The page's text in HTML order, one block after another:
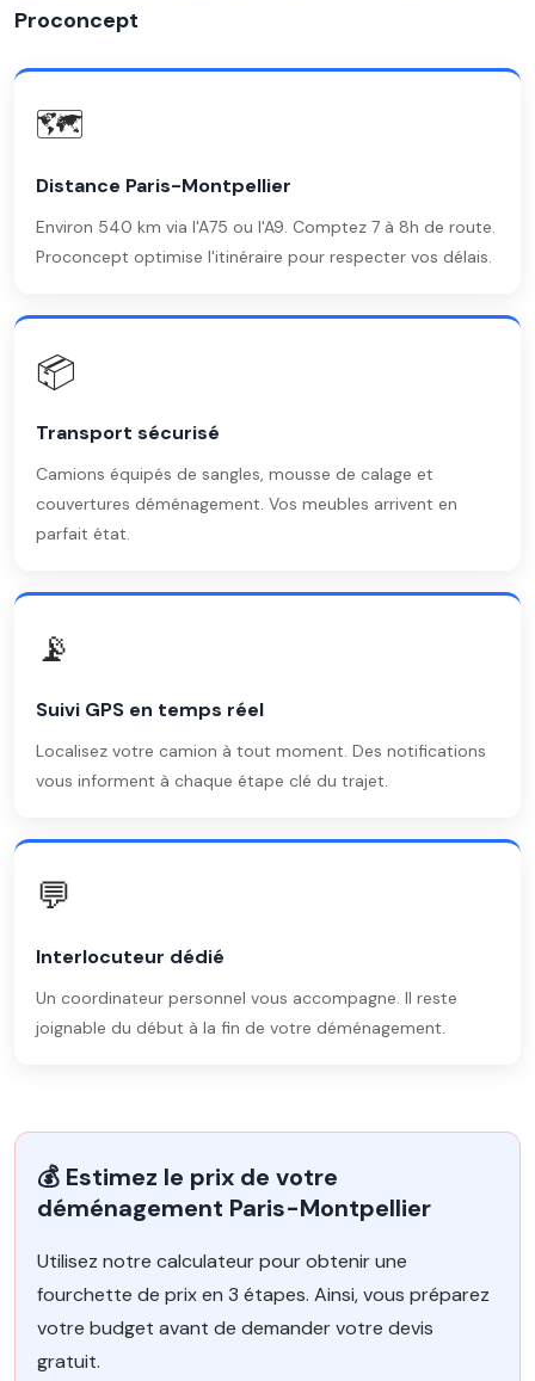
Proconcept
🗺️
Distance Paris-Montpellier
Environ 540 km via l'A75 ou l'A9. Comptez 7 à 8h de route.
Proconcept optimise l'itinéraire pour respecter vos délais.
📦
Transport sécurisé
Camions équipés de sangles, mousse de calage et
couvertures déménagement. Vos meubles arrivent en
parfait état.
📡
Suivi GPS en temps réel
Localisez votre camion à tout moment. Des notifications
vous informent à chaque étape clé du trajet.
💬
Interlocuteur dédié
Un coordinateur personnel vous accompagne. Il reste
joignable du début à la fin de votre déménagement.
💰 Estimez le prix de votre
déménagement Paris-Montpellier
Utilisez notre calculateur pour obtenir une
fourchette de prix en 3 étapes. Ainsi, vous préparez
votre budget avant de demander votre devis
gratuit.